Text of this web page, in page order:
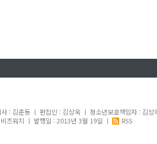
: 김춘동 ㅣ 편집인 : 김상욱 ㅣ 청소년보호책임자 : 김상
즈워치 ㅣ 발행일 : 2013년 3월 19일 ㅣ
RSS